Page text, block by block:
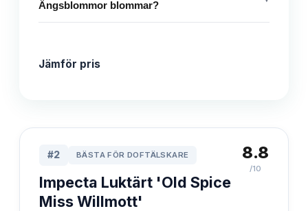
Ängsblommor blommar?
Jämför pris
#2 BÄSTA FÖR DOFTÄLSKARE
Impecta Luktärt 'Old Spice
Miss Willmott'
8.8
/10